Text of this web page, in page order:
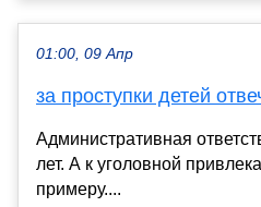
01:00, 09 Апр
за проступки детей
Административная
лет. А к уголовной
примеру....